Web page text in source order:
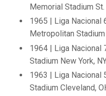
Memorial Stadium
1965 | Liga Nacional
Metropolitan
1964 | Liga Nacional
Stadium New York,
1963 | Liga Nacional
Stadium Cleveland,